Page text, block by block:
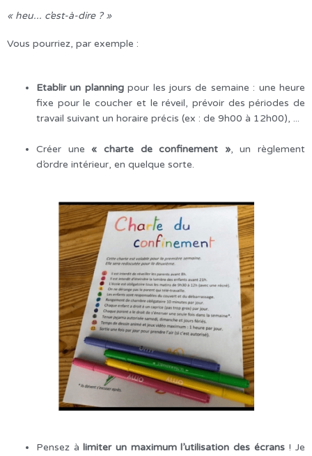
« heu... c’est-à-dire ? »
Vous pourriez, par exemple :
Etablir un planningpour les jours de semaine : une heure
fixe pour le coucher et le réveil, prévoir des périodes de
travail suivant un horaire précis (ex : de 9h00 à 12h00), ...
Créer une« charte de confinement », un règlement
d’ordre intérieur, en quelque sorte.
Pensez àlimiter un maximum l’utilisation des écrans ! Je